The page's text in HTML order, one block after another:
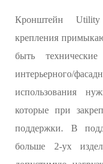
Кронштейн Utility
крепления
быть
интерьерного/
использования
которые при
поддержки. В
больше 2-ух